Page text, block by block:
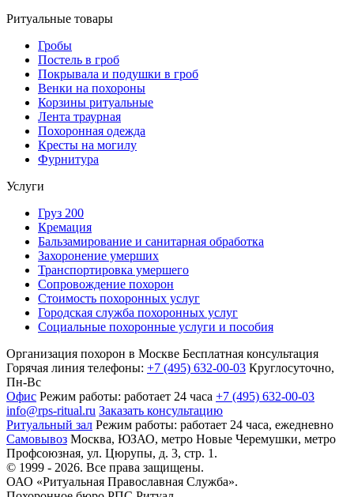
Ритуальные товары
Гробы
Постель в гроб
Покрывала и подушки в гроб
Венки на похороны
Корзины ритуальные
Лента траурная
Похоронная одежда
Кресты на могилу
Фурнитура
Услуги
Груз 200
Кремация
Бальзамирование и санитарная обработка
Захоронение умерших
Транспортировка умершего
Сопровождение похорон
Стоимость похоронных услуг
Городская служба похоронных услуг
Социальные похоронные услуги и пособия
Организация похорон в Москве Бесплатная консультация
Горячая линия телефоны: +7 (495) 632-00-03 Круглосуточно,
Пн-Вс
Офис Режим работы: работает 24 часа +7 (495) 632-00-03
info@rps-ritual.ru Заказать консультацию
Ритуальный зал Режим работы: работает 24 часа, ежедневно
Самовывоз Москва, ЮЗАО, метро Новые Черемушки, метро
Профсоюзная, ул. Цюрупы, д. 3, стр. 1.
© 1999 - 2026. Все права защищены.
ОАО «Ритуальная Православная Служба».